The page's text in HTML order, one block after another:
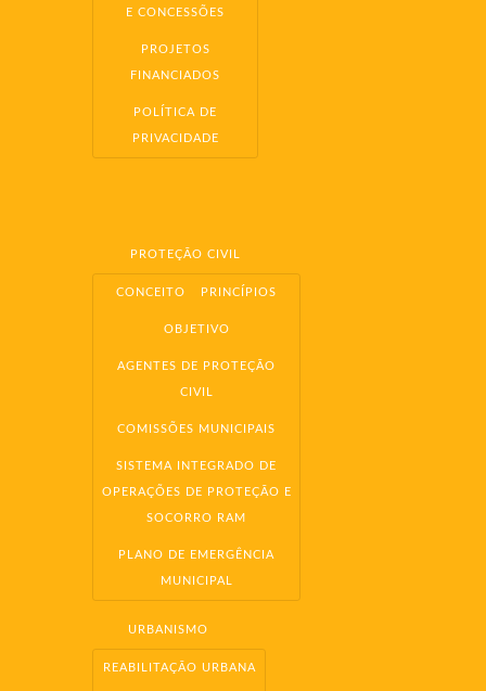
E CONCESSÕES
PROJETOS
FINANCIADOS
POLÍTICA DE
PRIVACIDADE
PROTEÇÃO CIVIL
CONCEITO PRINCÍPIOS
OBJETIVO
AGENTES DE PROTEÇÃO
CIVIL
COMISSÕES MUNICIPAIS
SISTEMA INTEGRADO DE
OPERAÇÕES DE PROTEÇÃO E
SOCORRO RAM
PLANO DE EMERGÊNCIA
MUNICIPAL
URBANISMO
REABILITAÇÃO URBANA